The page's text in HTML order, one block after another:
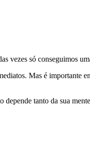
vezes só conseguimos
Mas é importante
tanto da sua